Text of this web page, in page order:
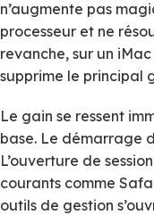
n’augmente pas
processeur et ne
revanche, sur un
supprime le principal
Le gain se ressent
base. Le démarrage
L’ouverture de
courants comme
outils de gestion